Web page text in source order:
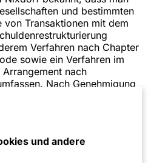
und andere
und bestimmten
von Transaktionen mit dem
Verfahren nach Chapter
sowie ein Verfahren im
Arrangement nach
Nach Genehmigung
wurde die
11. August 2023 wirksam.
sind sämtliche
von Diebold Nixdorf
der Zulassung zum
führte.